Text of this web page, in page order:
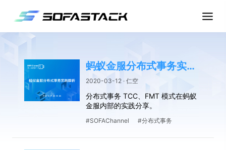
蚂蚁金服分布式事务实践解析 | SOFAChannel#12 直播整理
2020-03-12 · 仁空
分布式事务 TCC、FMT 模式在蚂蚁
金服内部的实践分享。
#SOFAChannel #分布式事务